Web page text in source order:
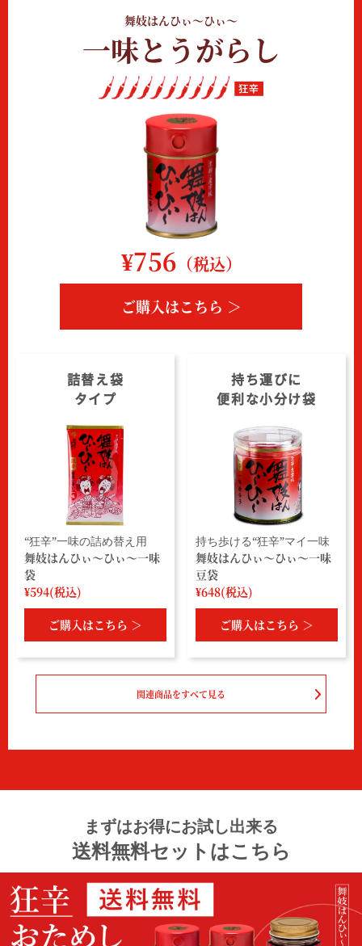
舞妓はんひぃ～ひぃ～
一味とうがらし
¥756 （税込）
ご購入はこちら ＞
詰替え袋
タイプ
“狂辛”一味の詰め替え用
舞妓はんひぃ～ひぃ～一味
袋
¥594(税込)
ご購入はこちら ＞
持ち運びに
便利な小分け袋
持ち歩ける“狂辛”マイ一味
舞妓はんひぃ～ひぃ～一味
豆袋
¥648(税込)
ご購入はこちら ＞
関連商品をすべて見る
まずはお得にお試し出来る
送料無料セットはこちら